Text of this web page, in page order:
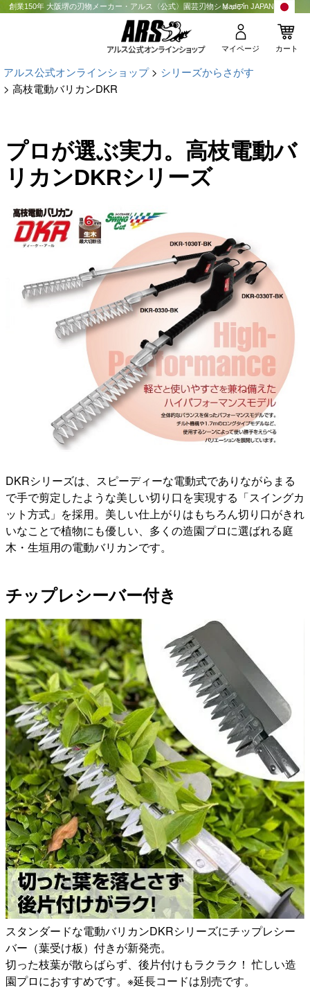
創業150年 大阪堺の刃物メーカー・アルス〈公式〉園芸刃物ショップMade in JAPAN
マイページ カート
アルス公式オンラインショップ
シリーズからさがす
高枝電動バリカンDKR
プロが選ぶ実力。高枝電動バ
リカンDKRシリーズ
DKRシリーズは、スピーディーな電動式でありながらまる
で手で剪定したような美しい切り口を実現する「スイングカ
ット方式」を採用。美しい仕上がりはもちろん切り口がきれ
いなことで植物にも優しい、多くの造園プロに選ばれる庭
木・生垣用の電動バリカンです。
チップレシーバー付き
スタンダードな電動バリカンDKRシリーズにチップレシー
バー（葉受け板）付きが新発売。
切った枝葉が散らばらず、後片付けもラクラク！ 忙しい造
園プロにおすすめです。※延長コードは別売です。